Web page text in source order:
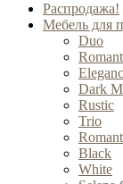
Распродажа!
Мебель для
Duo
Dark
Rustic
Trio
Black
White